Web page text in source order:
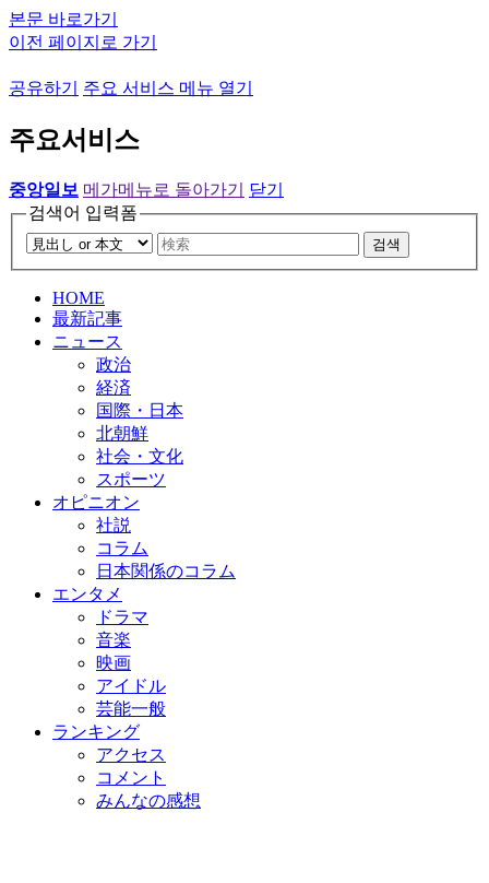
본문 바로가기
이전 페이지로 가기
공유하기 주요 서비스 메뉴 열기
주요서비스
중앙일보 메가메뉴로 돌아가기
닫기
검색어 입력폼
검색
HOME
最新記事
ニュース
政治
経済
国際・日本
北朝鮮
社会・文化
スポーツ
オピニオン
社説
コラム
日本関係のコラム
エンタメ
ドラマ
音楽
映画
アイドル
芸能一般
ランキング
アクセス
コメント
みんなの感想